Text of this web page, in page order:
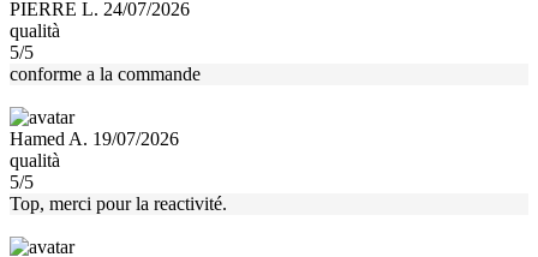
PIERRE L. 24/07/2026
qualità
5/5
conforme a la commande
Hamed A. 19/07/2026
qualità
5/5
Top, merci pour la reactivité.